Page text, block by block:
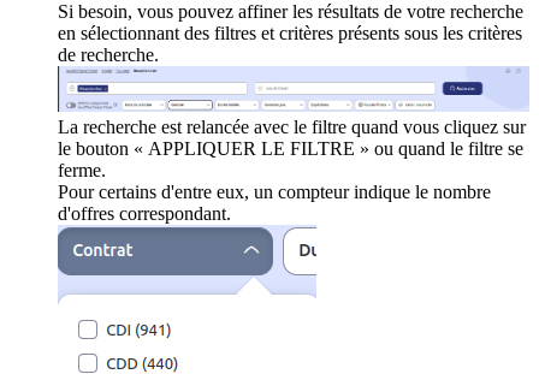
Si besoin, vous pouvez affiner les résultats de votre recherche
en sélectionnant des filtres et critères présents sous les critères
de recherche.
La recherche est relancée avec le filtre quand vous cliquez sur
le bouton « APPLIQUER LE FILTRE » ou quand le filtre se
ferme.
Pour certains d'entre eux, un compteur indique le nombre
d'offres correspondant.